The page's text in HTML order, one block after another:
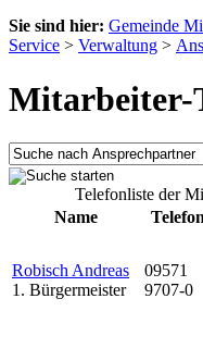
Sie sind hier: Gemeinde
Service > Verwaltung >
Mitarbeiter-
Telefonliste der
Name
Telefon
Robisch Andreas
1. Bürgermeister
09571
9707-0